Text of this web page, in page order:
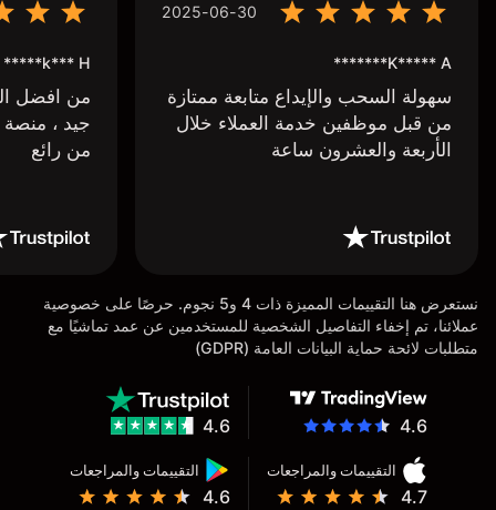
2025-06-30
K***** A*******
سهولة السحب والإيداع متابعة ممتازة
من قبل موظفين خدمة العملاء خلال
الأربعة والعشرون ساعة
k*** H*****
من افضل
جيد ،
من رائع
نستعرض هنا التقييمات المميزة ذات 4 و5 نجوم. حرصًا على خصوصية
عملائنا، تم إخفاء التفاصيل الشخصية للمستخدمين عن عمد تماشيًا مع
متطلبات لائحة حماية البيانات العامة (GDPR)
4.6
التقييمات والمراجعات
4.7
التقييمات والمراجعات
4.6
4.6